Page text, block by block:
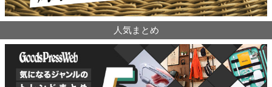
人気まとめ